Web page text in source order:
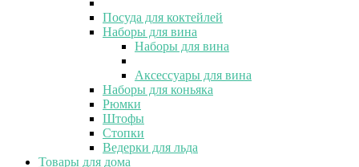
Посуда для коктейлей
Наборы для вина
Наборы для вина
Аксессуары для вина
Наборы для коньяка
Рюмки
Штофы
Стопки
Ведерки для льда
Товары для дома